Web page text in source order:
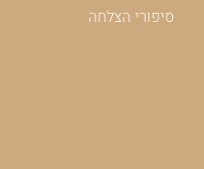
סיפורי הצלחה